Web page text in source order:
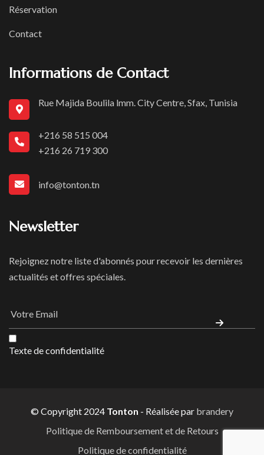
Réservation
Contact
Informations de Contact
Rue Majida Boulila lmm. City Centre, Sfax, Tunisia
+216 58 515 004
+216 26 719 300
info@tonton.tn
Newsletter
Rejoignez notre liste d'abonnés pour recevoir les dernières
actualités et offres spéciales.
Texte de confidentialité
© Copyright 2024 Tonton - Réalisée par brandery
Politique de Remboursement et de Retours
Politique de confidentialité